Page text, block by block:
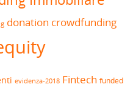
donation crowdfunding
evidenza-2018 Fintech funded